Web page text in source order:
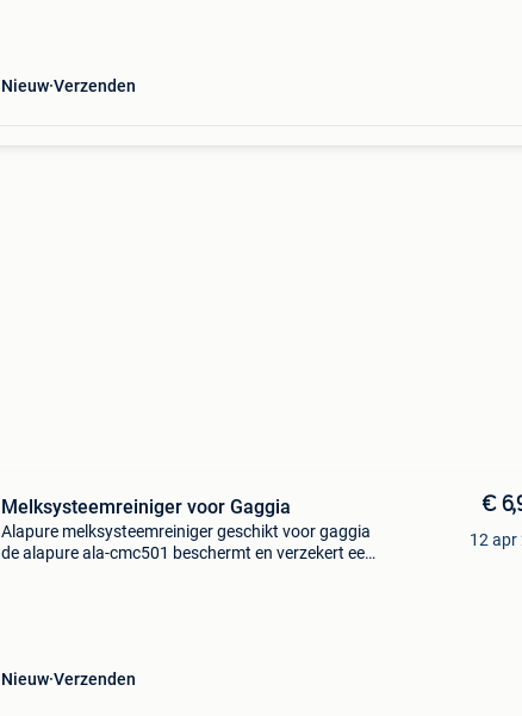
Nieuw Verzenden
Melksysteemreiniger voor Gaggia
Alapure melksysteemreiniger geschikt voor gaggia
de alapure ala-cmc501 beschermt en verzekert een
Nieuw Verzenden
€
12 apr